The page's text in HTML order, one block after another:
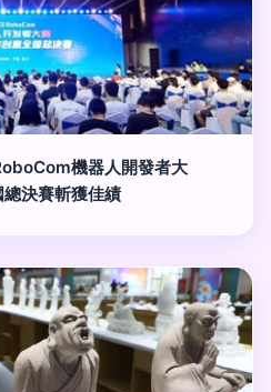
機器人開發者大
決賽斬獲佳績